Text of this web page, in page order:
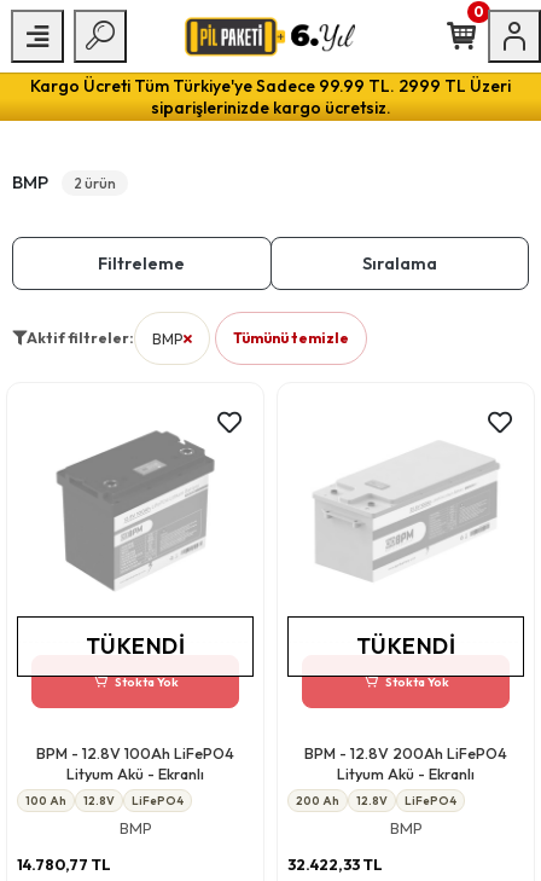
Kargo Ücreti Tüm Türkiye'ye Sadece 99.99 TL. 2999 TL Üzeri
siparişlerinizde kargo ücretsiz.
0
BMP 2 ürün
Filtreleme Sıralama
Aktif filtreler: BMP
filtresini kaldırTümünü temizle
Stokta Yok
TÜKENDI
BPM - 12.8V 100Ah LiFePO4
Lityum Akü - Ekranlı
100 Ah 12.8V LiFePO4
BMP
14.780,77 TL
Stokta Yok
TÜKENDI
BPM - 12.8V 200Ah LiFePO4
Lityum Akü - Ekranlı
200 Ah 12.8V LiFePO4
BMP
32.422,33 TL